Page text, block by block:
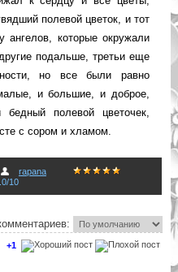
полевой цветок, и тот
ангелов, которые окружали
подальше, третьи еще
но все были равно
и большие, и доброе,
полевой цветочек,
с сором и хламом.
rapana
/10
+1